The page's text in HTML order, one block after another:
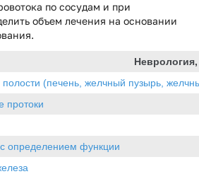
по сосудам и при
объем лечения на основании
(печень, желчный пузырь,
протоки
определением функции